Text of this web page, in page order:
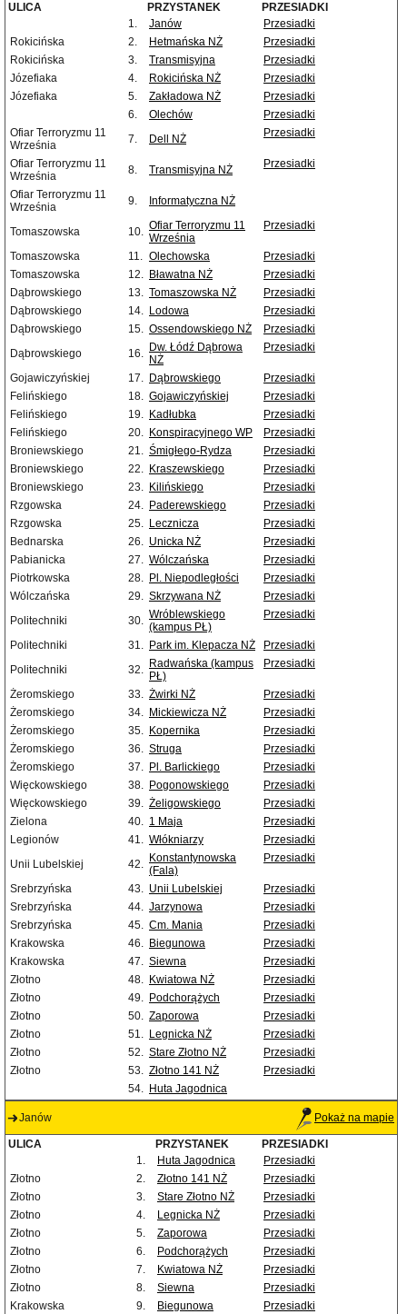
ULICA PRZYSTANEK
PRZESIADKI
1.
Janów
Przesiadki
Rokicińska
2. Hetmańska NŻ
Przesiadki
Rokicińska
3. Transmisyjna
Przesiadki
Józefiaka
4. Rokicińska NŻ
Przesiadki
Józefiaka
5. Zakładowa NŻ
Przesiadki
6.
Olechów
Przesiadki
Ofiar Terroryzmu 11
Września
7. Dell NŻ Przesiadki
Ofiar Terroryzmu 11
Września
8. Transmisyjna NŻ Przesiadki
Ofiar Terroryzmu 11
Września
9. Informatyczna NŻ
Tomaszowska 10. Ofiar Terroryzmu 11
Września
Przesiadki
Tomaszowska 11. Olechowska
Przesiadki
Tomaszowska
12. Bławatna NŻ
Przesiadki
Dąbrowskiego
13. Tomaszowska NŻ
Przesiadki
Dąbrowskiego
14. Lodowa
Przesiadki
Dąbrowskiego
15. Ossendowskiego NŻ
Przesiadki
Dąbrowskiego
16. Dw. Łódź Dąbrowa
NŻ
Przesiadki
Gojawiczyńskiej 17. Dąbrowskiego
Przesiadki
Felińskiego
18. Gojawiczyńskiej
Przesiadki
Felińskiego
19. Kadłubka
Przesiadki
Felińskiego
20. Konspiracyjnego WP
Przesiadki
Broniewskiego
21. Śmigłego-Rydza
Przesiadki
Broniewskiego
22. Kraszewskiego
Przesiadki
Broniewskiego
23. Kilińskiego
Przesiadki
Rzgowska
24. Paderewskiego
Przesiadki
Rzgowska
25. Lecznicza
Przesiadki
Bednarska
26. Unicka NŻ
Przesiadki
Pabianicka
27. Wólczańska
Przesiadki
Piotrkowska
28. Pl. Niepodległości
Przesiadki
Wólczańska
29. Skrzywana NŻ
Przesiadki
Politechniki
30. Wróblewskiego
(kampus PŁ)
Przesiadki
Politechniki 31. Park im. Klepacza NŻ
Przesiadki
Politechniki
32. Radwańska (kampus
PŁ)
Przesiadki
Żeromskiego 33. Żwirki NŻ
Przesiadki
Żeromskiego
34. Mickiewicza NŻ
Przesiadki
Żeromskiego
35. Kopernika
Przesiadki
Żeromskiego
36. Struga
Przesiadki
Żeromskiego
37. Pl. Barlickiego
Przesiadki
Więckowskiego
38. Pogonowskiego
Przesiadki
Więckowskiego
39. Żeligowskiego
Przesiadki
Zielona
40. 1 Maja
Przesiadki
Legionów
41. Włókniarzy
Przesiadki
Unii Lubelskiej
42. Konstantynowska
(Fala)
Przesiadki
Srebrzyńska 43. Unii Lubelskiej
Przesiadki
Srebrzyńska
44. Jarzynowa
Przesiadki
Srebrzyńska
45. Cm. Mania
Przesiadki
Krakowska
46. Biegunowa
Przesiadki
Krakowska
47. Siewna
Przesiadki
Złotno
48. Kwiatowa NŻ
Przesiadki
Złotno
49. Podchorążych
Przesiadki
Złotno
50. Zaporowa
Przesiadki
Złotno
51. Legnicka NŻ
Przesiadki
Złotno
52. Stare Złotno NŻ
Przesiadki
Złotno
53. Złotno 141 NŻ
Przesiadki
54. Huta Jagodnica
Janów Pokaż na mapie
ULICA PRZYSTANEK
PRZESIADKI
1.
Huta Jagodnica
Przesiadki
Złotno
2. Złotno 141 NŻ
Przesiadki
Złotno
3. Stare Złotno NŻ
Przesiadki
Złotno
4. Legnicka NŻ
Przesiadki
Złotno
5. Zaporowa
Przesiadki
Złotno
6. Podchorążych
Przesiadki
Złotno
7. Kwiatowa NŻ
Przesiadki
Złotno
8. Siewna
Przesiadki
Krakowska
9. Biegunowa
Przesiadki